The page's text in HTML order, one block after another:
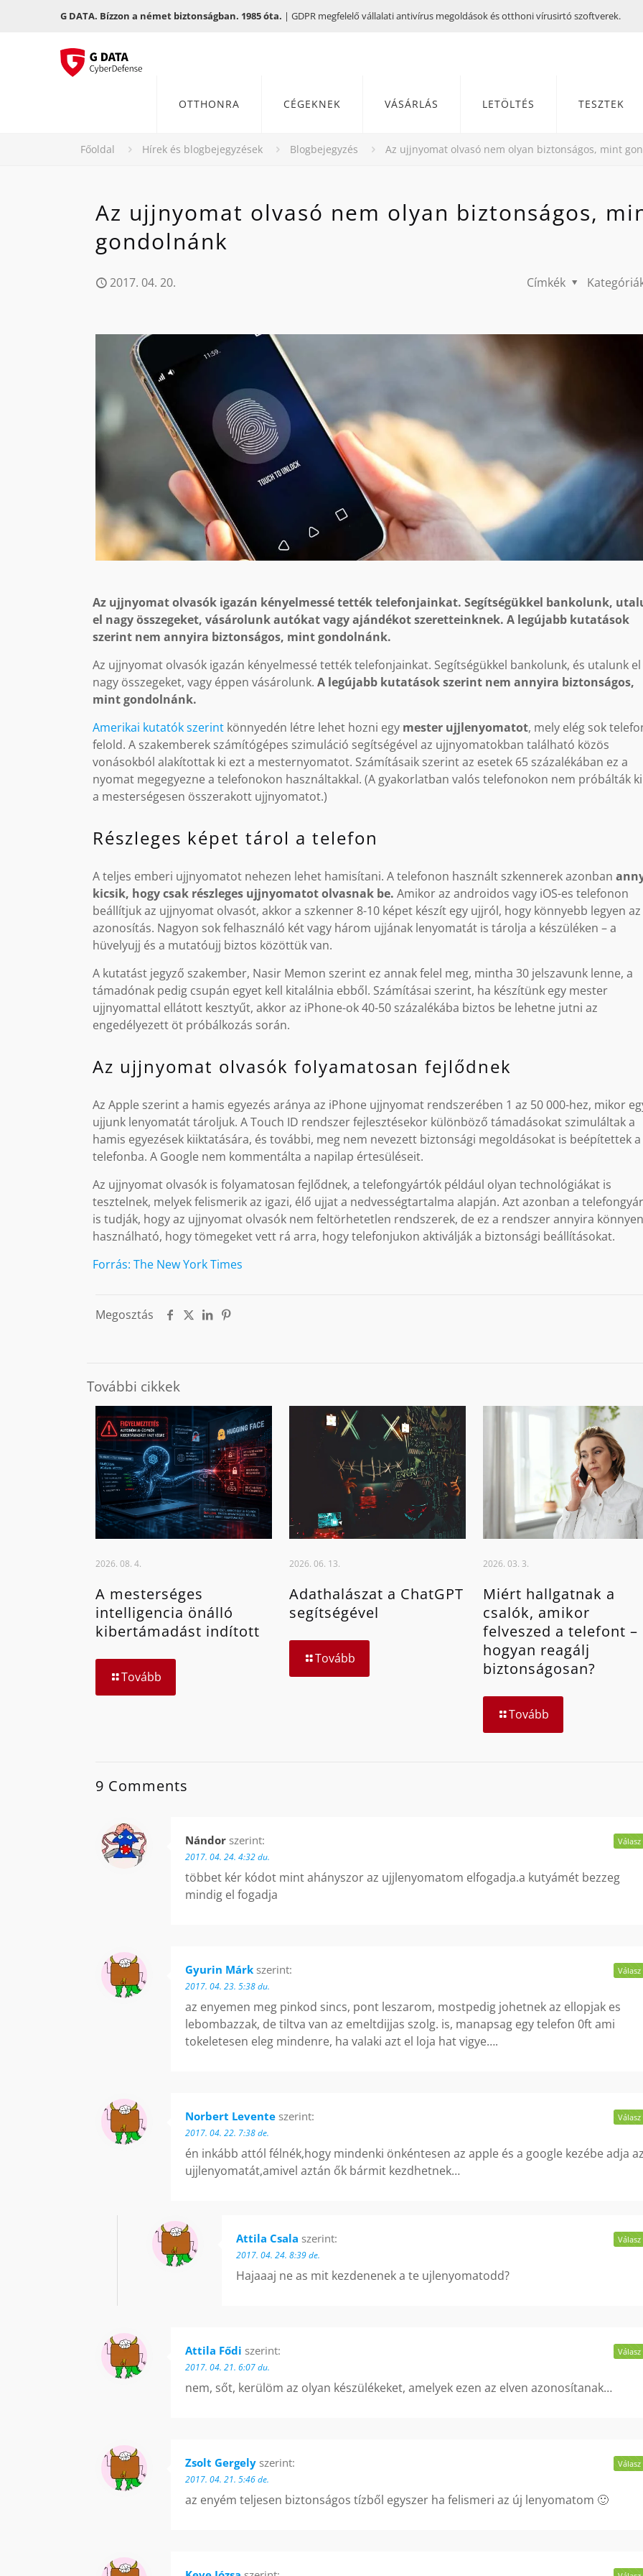
G DATA. Bízzon a német biztonságban. 1985 óta. | GDPR megfelelő vállalati antivírus megoldások és otthoni vírusirtó szoftverek.
OTTHONRA CÉGEKNEK VÁSÁRLÁS LETÖLTÉS TESZTEK
Főoldal Hírek és blogbejegyzések Blogbejegyzés Az ujjnyomat olvasó nem olyan biztonságos, mint
Az ujjnyomat olvasó nem olyan biztonságos,
gondolnánk
2017. 04. 20. Címkék
Az ujjnyomat olvasók igazán kényelmessé tették telefonjainkat. Segítségükkel bankolunk,
el nagy összegeket, vásárolunk autókat vagy ajándékot szeretteinknek. A legújabb kutatások
szerint nem annyira biztonságos, mint gondolnánk.
Az ujjnyomat olvasók igazán kényelmessé tették telefonjainkat. Segítségükkel bankolunk, és utalunk el
nagy összegeket, vagy éppen vásárolunk.A legújabb kutatások szerint nem annyira biztonságos,
mint gondolnánk.
Amerikai kutatók szerint könnyedén létre lehet hozni egy mester ujjlenyomatot, mely elég sok
felold. A szakemberek számítógépes szimuláció segítségével az ujjnyomatokban található közös
vonásokból alakítottak ki ezt a mesternyomatot. Számításaik szerint az esetek 65 százalékában ez a
nyomat megegyezne a telefonokon használtakkal. (A gyakorlatban valós telefonokon nem próbálták
a mesterségesen összerakott ujjnyomatot.)
Részleges képet tárol a telefon
A teljes emberi ujjnyomatot nehezen lehet hamisítani. A telefonon használt szkennerek azonban
kicsik, hogy csak részleges ujjnyomatot olvasnak be. Amikor az androidos vagy iOS-es telefonon
beállítjuk az ujjnyomat olvasót, akkor a szkenner 8-10 képet készít egy ujjról, hogy könnyebb legyen az
azonosítás. Nagyon sok felhasználó két vagy három ujjának lenyomatát is tárolja a készüléken – a
hüvelyujj és a mutatóujj biztos közöttük van.
A kutatást jegyző szakember, Nasir Memon szerint ez annak felel meg, mintha 30 jelszavunk lenne, a
támadónak pedig csupán egyet kell kitalálnia ebből. Számításai szerint, ha készítünk egy mester
ujjnyomattal ellátott kesztyűt, akkor az iPhone-ok 40-50 százalékába biztos be lehetne jutni az
engedélyezett öt próbálkozás során.
Az ujjnyomat olvasók folyamatosan fejlődnek
Az Apple szerint a hamis egyezés aránya az iPhone ujjnyomat rendszerében 1 az 50 000-hez, mikor
ujjunk lenyomatát tároljuk. A Touch ID rendszer fejlesztésekor különböző támadásokat szimuláltak a
hamis egyezések kiiktatására, és további, meg nem nevezett biztonsági megoldásokat is beépítettek a
telefonba. A Google nem kommentálta a napilap értesüléseit.
Az ujjnyomat olvasók is folyamatosan fejlődnek, a telefongyártók például olyan technológiákat is
tesztelnek, melyek felismerik az igazi, élő ujjat a nedvességtartalma alapján. Azt azonban a
is tudják, hogy az ujjnyomat olvasók nem feltörhetetlen rendszerek, de ez a rendszer annyira
használható, hogy tömegeket vett rá arra, hogy telefonjukon aktiválják a biztonsági beállításokat.
Forrás: The New York Times
Megosztás
További cikkek
2026. 08. 4.
A mesterséges
intelligencia önálló
kibertámadást indított
Tovább
2026. 06. 13.
Adathalászat a ChatGPT
segítségével
Tovább
2026. 03. 3.
Miért hallgatnak a
csalók, amikor
felveszed a telefont –
hogyan reagálj
biztonságosan?
Tovább
9 Comments
Nándor szerint:
2017. 04. 24. 4:32 du.
többet kér kódot mint ahányszor az ujjlenyomatom elfogadja.a kutyámét bezzeg
mindig el fogadja
Válasz
Gyurin Márk szerint:
2017. 04. 23. 5:38 du.
az enyemen meg pinkod sincs, pont leszarom, mostpedig johetnek az ellopjak es
lebombazzak, de tiltva van az emeltdijjas szolg. is, manapsag egy telefon 0ft ami
tokeletesen eleg mindenre, ha valaki azt el loja hat vigye….
Válasz
Norbert Levente szerint:
2017. 04. 22. 7:38 de.
én inkább attól félnék,hogy mindenki önkéntesen az apple és a google kezébe adja
ujjlenyomatát,amivel aztán ők bármit kezdhetnek…
Válasz
Attila Csala szerint:
2017. 04. 24. 8:39 de.
Hajaaaj ne as mit kezdenenek a te ujlenyomatodd?
Válasz
Attila Fődi szerint:
2017. 04. 21. 6:07 du.
nem, sőt, kerülöm az olyan készülékeket, amelyek ezen az elven azonosítanak…
Válasz
Zsolt Gergely szerint:
2017. 04. 21. 5:46 de.
az enyém teljesen biztonságos tízből egyszer ha felismeri az új lenyomatom 🙂
Válasz